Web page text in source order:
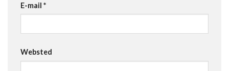
E-mail *
Websted